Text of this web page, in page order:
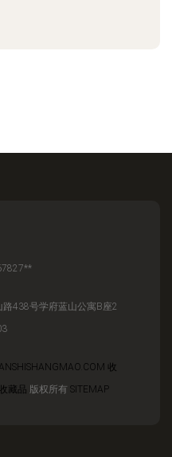
438号学府蓝山公寓B座2
收
收藏品 版权所有 SITEMAP